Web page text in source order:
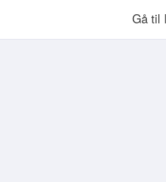
Gå til